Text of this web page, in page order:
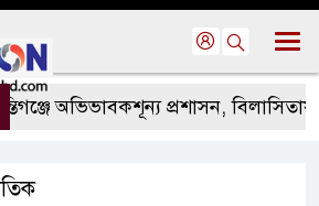
অভিভাবকশূন্য প্রশাসন, ‎বিলাসিতায়